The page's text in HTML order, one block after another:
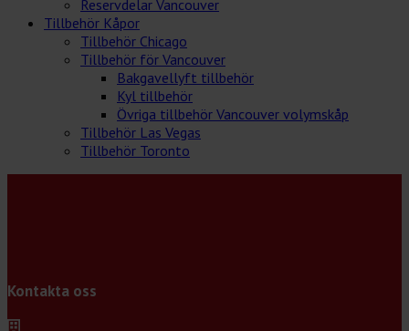
Reservdelar Vancouver
Tillbehör Kåpor
Tillbehör Chicago
Tillbehör för Vancouver
Bakgavellyft tillbehör
Kyl tillbehör
Övriga tillbehör Vancouver volymskåp
Tillbehör Las Vegas
Tillbehör Toronto
Kontakta oss